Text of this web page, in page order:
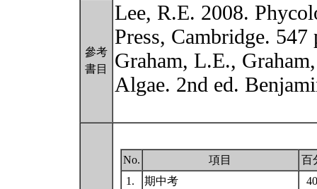
參考
書目
Lee, R.E. 2008.
Press, Cambridge. 547
Graham, L.E.,
Algae. 2nd ed.
No. 項目
百
1.
期中考